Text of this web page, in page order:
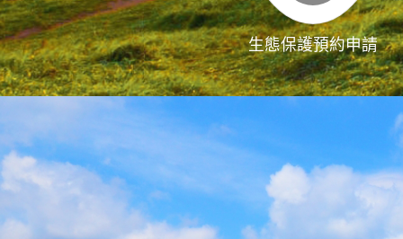
生態保護預約申請